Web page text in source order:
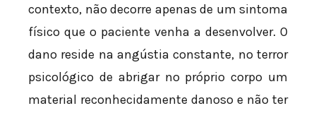
contexto, não decorre apenas de um sintoma
físico que o paciente venha a desenvolver. O
dano reside na angústia constante, no terror
psicológico de abrigar no próprio corpo um
material reconhecidamente danoso e não ter